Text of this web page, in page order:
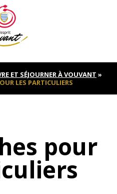
ET SÉJOURNER À VOUVANT »
LES PARTICULIERS
pour